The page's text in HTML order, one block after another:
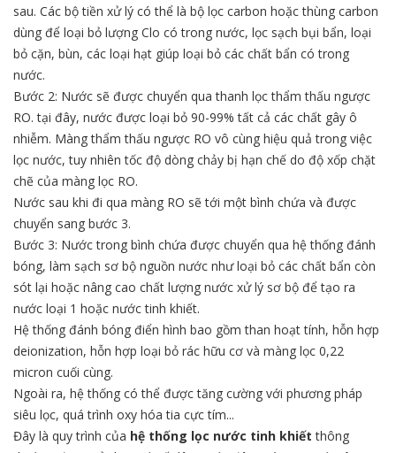
sau. Các bộ tiền xử lý có thể là bộ lọc carbon hoặc thùng carbon
dùng để loại bỏ lượng Clo có trong nước, lọc sạch bụi bẩn, loại
bỏ cặn, bùn, các loại hạt giúp loại bỏ các chất bẩn có trong
nước.
Bước 2: Nước sẽ được chuyển qua thanh lọc thẩm thấu ngược
RO. tại đây, nước được loại bỏ 90-99% tất cả các chất gây ô
nhiễm. Màng thẩm thấu ngược RO vô cùng hiệu quả trong việc
lọc nước, tuy nhiên tốc độ dòng chảy bị hạn chế do độ xốp chặt
chẽ của màng lọc RO.
Nước sau khi đi qua màng RO sẽ tới một bình chứa và được
chuyển sang bước 3.
Bước 3: Nước trong bình chứa được chuyển qua hệ thống đánh
bóng, làm sạch sơ bộ nguồn nước như loại bỏ các chất bẩn còn
sót lại hoặc nâng cao chất lượng nước xử lý sơ bộ để tạo ra
nước loại 1 hoặc nước tinh khiết.
Hệ thống đánh bóng điển hình bao gồm than hoạt tính, hỗn hợp
deionization, hỗn hợp loại bỏ rác hữu cơ và màng lọc 0,22
micron cuối cùng.
Ngoài ra, hệ thống có thể được tăng cường với phương pháp
siêu lọc, quá trình oxy hóa tia cực tím...
Đây là quy trình của hệ thống lọc nước tinh khiếtthông